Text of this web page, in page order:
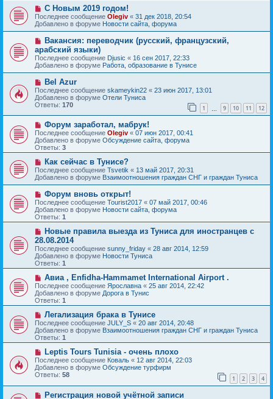
ещ
е
н
и
е
с
о
о
б
щ
е
н
и
е
Н
о
в
о
е
с
о
о
б
щ
е
н
и
е
С Новым 2019 годом!
Последнее сообщение Olegiv « 31 дек 2018, 20:54
Добавлено в форуме Новости сайта, форума
Н
в
о
е
с
о
б
щ
и
е
Вакансия: переводчик (русский, французский,
арабский языки)
Последнее сообщение Djusic « 16 сен 2017, 22:33
Добавлено в форуме Работа, образование в Тунисе
Н
о
в
о
е
с
о
о
б
щ
е
н
и
е
Bel Azur
Последнее сообщение skameykin22 « 23 июн 2017, 13:01
Добавлено в форуме Отели Туниса
Ответы: 170 1 9 10 11 12
Н
о
в
о
е
с
о
о
б
щ
е
н
и
е
Форум заработал, мабрук!
Последнее сообщение Olegiv « 07 июн 2017, 00:41
Добавлено в форуме Обсуждение сайта, форума
Ответы: 3
Н
о
в
е
с
о
о
б
щ
е
н
и
е
Как сейчас в Тунисе?
Последнее сообщение Tsvetik « 13 май 2017, 20:31
Добавлено в форуме Взаимоотношения граждан СНГ и граждан Туниса
Н
о
в
о
е
с
о
о
б
щ
е
и
е
Форум вновь открыт!
Последнее сообщение Tourist2017 « 07 май 2017, 00:46
Добавлено в форуме Новости сайта, форума
Ответы: 1
Н
о
в
о
е
с
о
б
щ
е
и
е
Новые правила выезда из Туниса для иностранцев с
28.08.2014
Последнее сообщение sunny_friday « 28 авг 2014, 12:59
Добавлено в форуме Новости Туниса
Ответы: 1
Н
о
в
о
е
с
о
о
б
щ
е
н
и
е
Авиа , Enfidha-Hammamet International Airport .
Последнее сообщение Ярославна « 25 авг 2014, 22:42
Добавлено в форуме Дорога в Тунис
Ответы: 1
Н
о
в
о
е
с
о
о
б
щ
е
н
Легализация брака в Тунисе
Последнее сообщение JULY_S « 20 авг 2014, 20:48
Добавлено в форуме Взаимоотношения граждан СНГ и граждан Туниса
Ответы: 1
Н
о
в
о
с
Leptis Tours Tunisia - очень плохо
Последнее сообщение Коваль « 12 авг 2014, 22:03
Добавлено в форуме Обсуждение турфирм
Ответы: 58 1 2 3 4
НРегистрация новой учётной записи